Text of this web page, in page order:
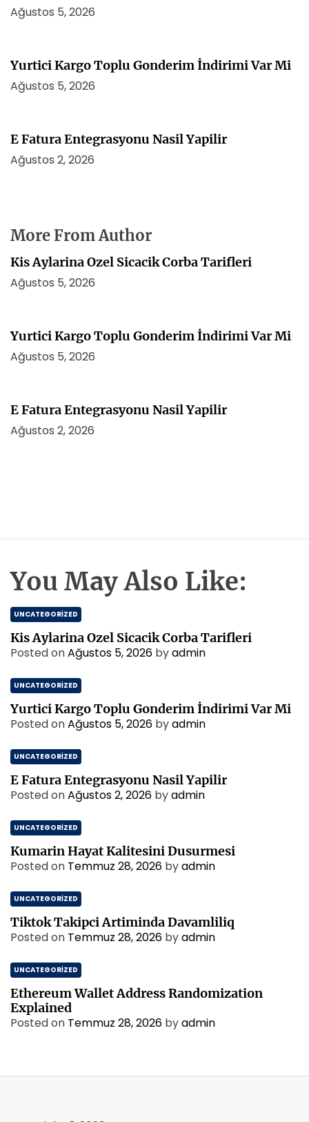
Ağustos 5, 2026
Yurtici Kargo Toplu Gonderim İndirimi Var Mi
Ağustos 5, 2026
E Fatura Entegrasyonu Nasil Yapilir
Ağustos 2, 2026
More From Author
Kis Aylarina Ozel Sicacik Corba Tarifleri
Ağustos 5, 2026
Yurtici Kargo Toplu Gonderim İndirimi Var Mi
Ağustos 5, 2026
E Fatura Entegrasyonu Nasil Yapilir
Ağustos 2, 2026
You May Also Like:
UNCATEGORIZED
Kis Aylarina Ozel Sicacik Corba Tarifleri
Posted onAğustos 5, 2026 byadmin
UNCATEGORIZED
Yurtici Kargo Toplu Gonderim İndirimi Var Mi
Posted onAğustos 5, 2026 byadmin
UNCATEGORIZED
E Fatura Entegrasyonu Nasil Yapilir
Posted onAğustos 2, 2026 byadmin
UNCATEGORIZED
Kumarin Hayat Kalitesini Dusurmesi
Posted on Temmuz 28, 2026 byadmin
UNCATEGORIZED
Tiktok Takipci Artiminda Davamliliq
Posted on Temmuz 28, 2026 byadmin
UNCATEGORIZED
Ethereum Wallet Address Randomization
Explained
Posted on Temmuz 28, 2026 byadmin